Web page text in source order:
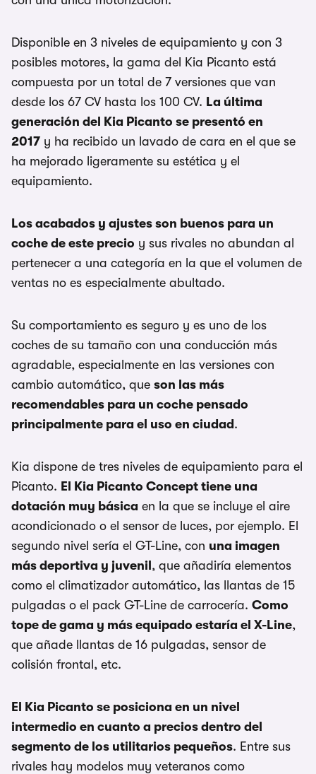
Disponible en 3 niveles de equipamiento y con 3
posibles motores, la gama del Kia Picanto está
compuesta por un total de 7 versiones que van
desde los 67 CV hasta los 100 CV. La última
generación del Kia Picanto se presentó en
2017 y ha recibido un lavado de cara en el que se
ha mejorado ligeramente su estética y el
equipamiento.
Los acabados y ajustes son buenos para un
coche de este precio y sus rivales no abundan al
pertenecer a una categoría en la que el volumen de
ventas no es especialmente abultado.
Su comportamiento es seguro y es uno de los
coches de su tamaño con una conducción más
agradable, especialmente en las versiones con
cambio automático, que son las más
recomendables para un coche pensado
principalmente para el uso en ciudad .
Kia dispone de tres niveles de equipamiento para el
Picanto. El Kia Picanto Concept tiene una
dotación muy básica en la que se incluye el aire
acondicionado o el sensor de luces, por ejemplo. El
segundo nivel sería el GT-Line, con una imagen
más deportiva y juvenil , que añadiría elementos
como el climatizador automático, las llantas de 15
pulgadas o el pack GT-Line de carrocería. Como
tope de gama y más equipado estaría el X-Line,
que añade llantas de 16 pulgadas, sensor de
colisión frontal, etc.
El Kia Picanto se posiciona en un nivel
intermedio en cuanto a precios dentro del
segmento de los utilitarios pequeños. Entre sus
rivales hay modelos muy veteranos como